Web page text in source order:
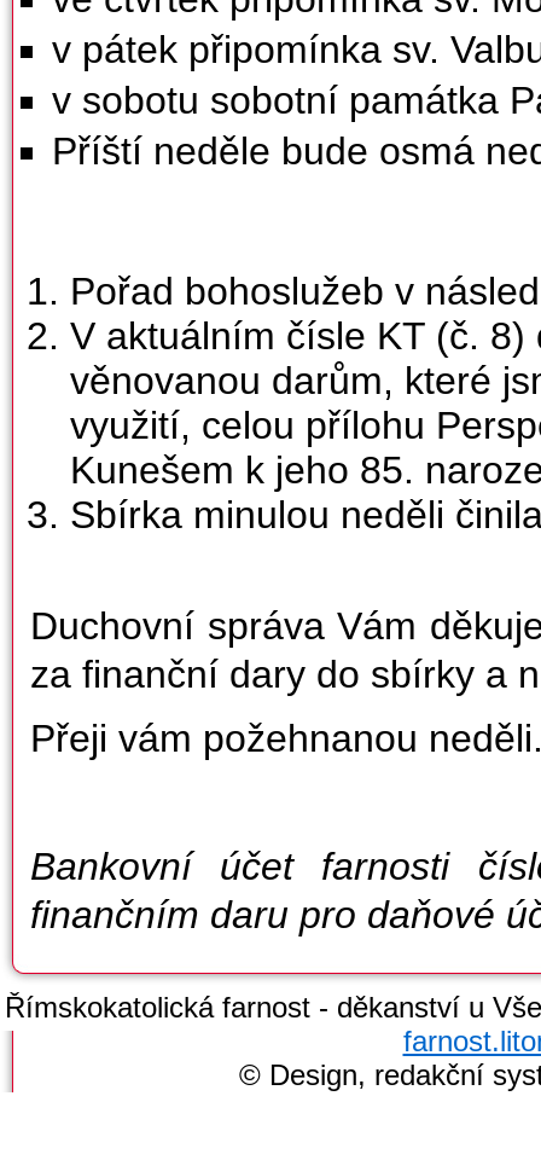
v pátek připomínka sv.
v sobotu sobotní památka
Příští neděle bude osmá
Pořad bohoslužeb v
V aktuálním čísle KT (č.
věnovanou darům, které
využití, celou přílohu
Kunešem k jeho 85.
Sbírka minulou neděli
Duchovní správa Vám
za finanční dary do sbírky a
Přeji vám požehnanou
Bankovní účet farnosti
finančním daru pro daňové
Římskokatolická farnost - děkanství u
© Design, redakční